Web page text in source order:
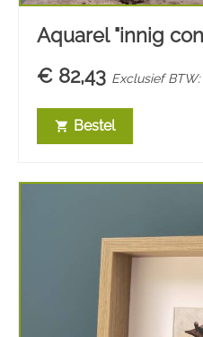
Aquarel "innig
€ 82,43 Exclusief BTW:
shopping_cart Bestel